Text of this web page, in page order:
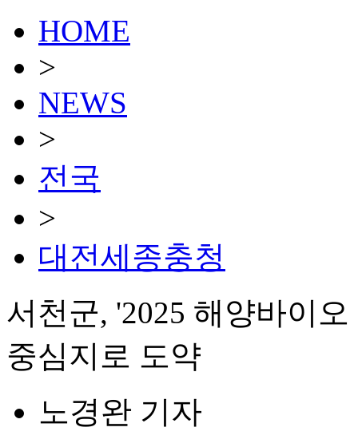
HOME
>
NEWS
>
전국
>
대전세종충청
서천군, '2025 해양바이
중심지로 도약
노경완 기자